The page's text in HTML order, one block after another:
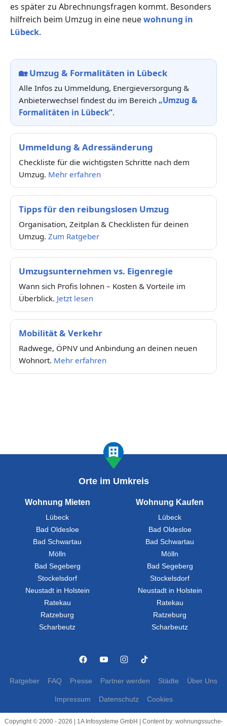
es später zu Abrechnungsfragen kommt. Besonders
hilfreich beim Umzug in eine neuewohnung in
Lübeck.
🏡Umzug & Formalitäten in Lübeck
Alle Infos zu Ummeldung, Energieversorgung &
Anbieterwechsel findest du im Bereich „Umzug &
Formalitäten in Lübeck“.
Ummeldung & Adressänderung
Checkliste für die wichtigsten Schritte nach dem
Umzug. Mehr erfahren
Tipps für den reibungslosen Umzug
Organisation, Zeitplan & Checklisten für deinen
Umzug. Zum Ratgeber
Umzugsunternehmen vs. Eigenregie
Wann sich Profis lohnen – Kosten & Vorteile im
Überblick. Jetzt lesen
Mobilität & Verkehr
Radwege, ÖPNV und Anbindung an deinen neuen
Wohnort. Mehr erfahren
Orte im Umkreis
Wohnung Mieten
Lübeck
Bad Oldesloe
Bad Schwartau
Mölln
Bad Segeberg
Stockelsdorf
Neustadt in Holstein
Ratekau
Ratzeburg
Scharbeutz
Wohnung Kaufen
Lübeck
Bad Oldesloe
Bad Schwartau
Mölln
Bad Segeberg
Stockelsdorf
Neustadt in Holstein
Ratekau
Ratzeburg
Scharbeutz
Ratgeber FAQ Presse Partner werden Städte Über Uns
Impressum Datenschutz Cookies
Copyright © 2000 - 2026 | 1A Infosysteme GmbH | Content by: wohnungssuche-